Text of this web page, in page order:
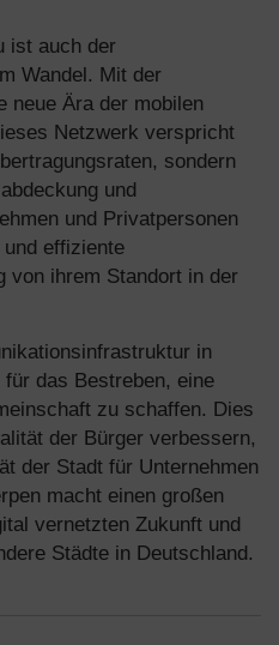
ist auch der
Wandel. Mit der
neue Ära der mobilen
Netzwerk verspricht
sondern
und
und Privatpersonen
effiziente
von ihrem Standort in der
in
das Bestreben, eine
zu schaffen. Dies
der Bürger verbessern,
der Stadt für Unternehmen
macht einen großen
vernetzten Zukunft und
Städte in Deutschland.